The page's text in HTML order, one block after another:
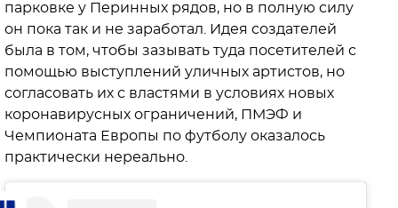
парковке у Перинных рядов, но в полную силу
он пока так и не заработал. Идея создателей
была в том, чтобы зазывать туда посетителей с
помощью выступлений уличных артистов, но
согласовать их с властями в условиях новых
коронавирусных ограничений, ПМЭФ и
Чемпионата Европы по футболу оказалось
практически нереально.